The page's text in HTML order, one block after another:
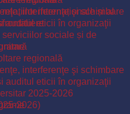
interferenţe şi schimbare
auditul eticii în organizaţii
2025-2026
2026)
relațiilor internaționale și al
sociale și de
regională
interferenţe şi schimbare
auditul eticii în organizaţii